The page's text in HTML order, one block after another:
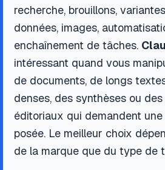
recherche, brouillons,
données, images,
enchaînement de tâches.
intéressant quand vous
de documents, de longs
denses, des synthèses ou
éditoriaux qui demandent
posée. Le meilleur choix
de la marque que du type de